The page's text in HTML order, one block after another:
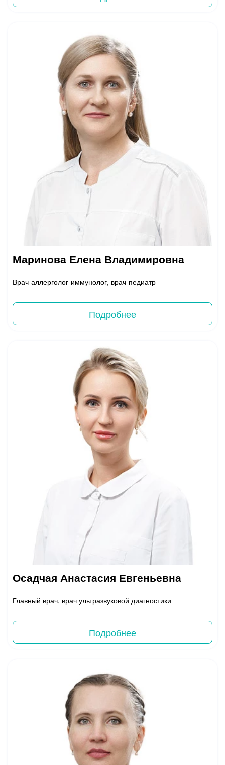
Маринова Елена Владимировна
Врач-аллерголог-иммунолог, врач-педиатр
Подробнее
Осадчая Анастасия Евгеньевна
Главный врач, врач ультразвуковой диагностики
Подробнее